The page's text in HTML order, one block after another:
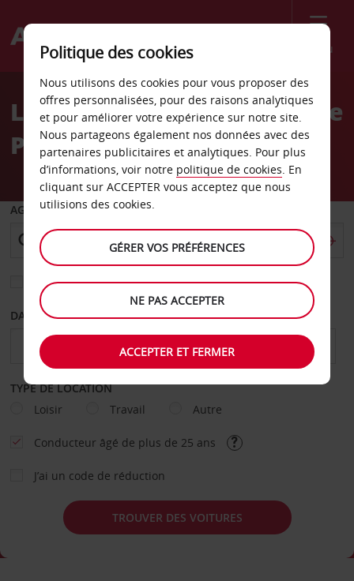
Menu
Welcome
AvisLocation de voiture Orange
Park
AGENCE DE DÉPART
Sélectionnez une autre agence de retour
DATE DE DÉPART DATE DE RETOUR
TYPE DE LOCATION
Loisir
Travail Autre
Conducteur âgé de plus de 25 ans
J’ai un code de réduction
TROUVER DES VOITURES
Politique des cookies
Nous utilisons des cookies pour vous proposer des
offres personnalisées, pour des raisons analytiques
et pour améliorer votre expérience sur notre site.
Nous partageons également nos données avec des
partenaires publicitaires et analytiques. Pour plus
d’informations, voir notre politique de cookies. En
cliquant sur ACCEPTER vous acceptez que nous
utilisions des cookies.
GÉRER VOS PRÉFÉRENCES
NE PAS ACCEPTER
ACCEPTER ET FERMER